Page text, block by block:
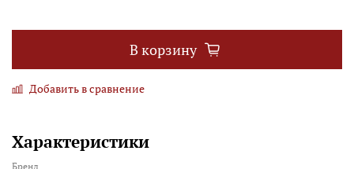
В корзину
Добавить в сравнение
Характеристики
Бренд